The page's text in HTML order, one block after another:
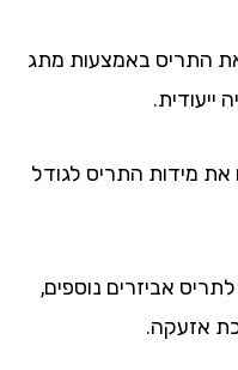
באמצעות מתג
התריס לגודל
אביזרים נוספים,